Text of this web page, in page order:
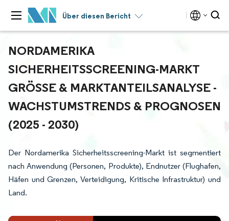
Über diesen Bericht
NORDAMERIKA
SICHERHEITSSCREENING-MARKT
GRÖSSE & MARKTANTEILSANALYSE - W
ACHSTUMSTRENDS & PROGNOSEN (
2025 - 2030)
Der Nordamerika Sicherheitsscreening-Markt ist segmentiert
nach Anwendung (Personen, Produkte), Endnutzer (Flughafen,
Häfen und Grenzen, Verteidigung, Kritische Infrastruktur) und
Land.